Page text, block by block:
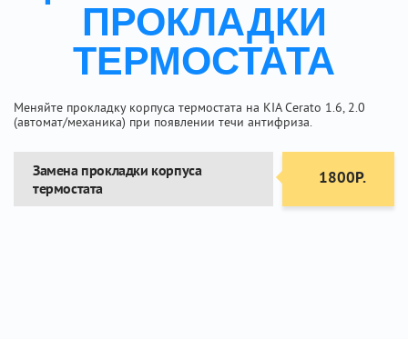
ПРОКЛАДКИ
ТЕРМОСТАТА
Меняйте прокладку корпуса термостата на KIA Cerato 1.6, 2.0
(автомат/механика) при появлении течи антифриза.
Замена прокладки корпуса
термостата
1800Р.